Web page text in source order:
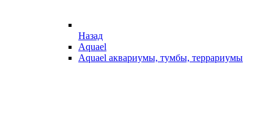
Назад
Aquael
Aquael аквариумы, тумбы, террариумы